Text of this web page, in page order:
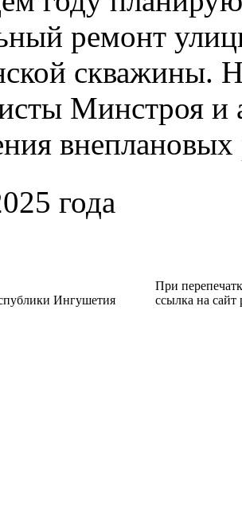
ремонт
скважины.
Минстроя и
внеплановых
года
Ингушетия
При
ссылка на сайт